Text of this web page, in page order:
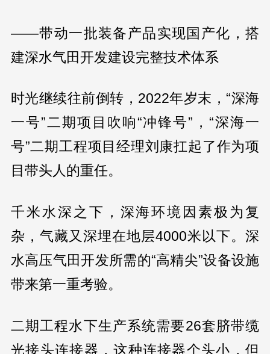
——带动一批装备产品实现国产化，搭
建深水气田开发建设完整技术体系
时光继续往前倒转，2022年岁末，“深海
一号”二期项目吹响“冲锋号”，“深海一
号”二期工程项目经理刘康扛起了作为项
目带头人的重任。
千米水深之下，深海环境因素极为复
杂，气藏又深埋在地层4000米以下。深
水高压气田开发所需的“高精尖”设备设施
带来第一重考验。
二期工程水下生产系统需要26套脐带缆
光接头连接器，这种连接器个头小，但